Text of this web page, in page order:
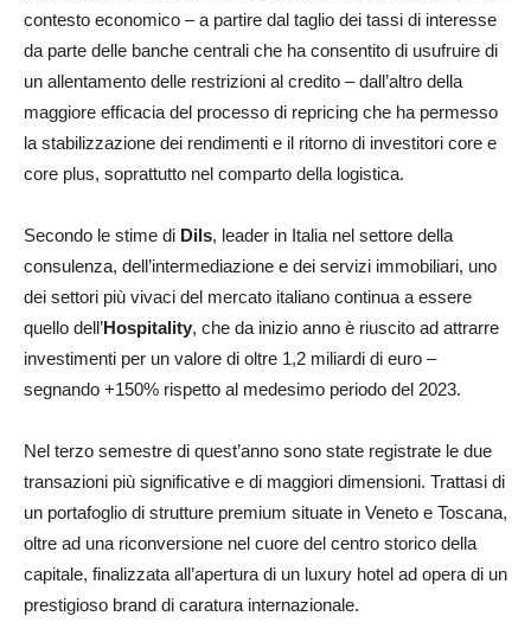
contesto economico – a partire dal taglio dei tassi di interesse
da parte delle banche centrali che ha consentito di usufruire di
un allentamento delle restrizioni al credito – dall’altro della
maggiore efficacia del processo di repricing che ha permesso
la stabilizzazione dei rendimenti e il ritorno di investitori core e
core plus, soprattutto nel comparto della logistica.
Secondo le stime di Dils, leader in Italia nel settore della
consulenza, dell’intermediazione e dei servizi immobiliari, uno
dei settori più vivaci del mercato italiano continua a essere
quello dell’Hospitality, che da inizio anno è riuscito ad attrarre
investimenti per un valore di oltre 1,2 miliardi di euro –
segnando +150% rispetto al medesimo periodo del 2023.
Nel terzo semestre di quest’anno sono state registrate le due
transazioni più significative e di maggiori dimensioni. Trattasi di
un portafoglio di strutture premium situate in Veneto e Toscana,
oltre ad una riconversione nel cuore del centro storico della
capitale, finalizzata all’apertura di un luxury hotel ad opera di un
prestigioso brand di caratura internazionale.